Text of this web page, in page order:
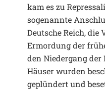
kam es zu
sogenannte
Deutsche Reich, die
Ermordung der
den Niedergang der
Häuser wurden
geplündert und